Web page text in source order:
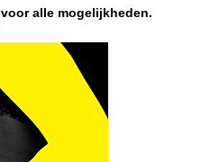
voor alle mogelijkheden.